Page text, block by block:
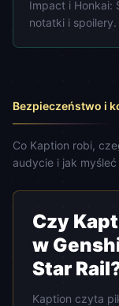
Impact i Honkai:
notatki i spoilery.
Bezpieczeństwo i
Co Kaption robi,
audycie i jak
Bezpieczeństwo
Czy
w
Star
Kaption czyta